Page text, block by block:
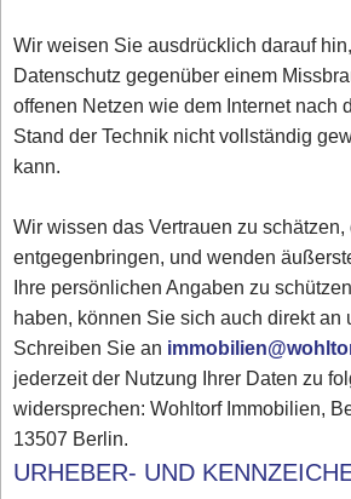
Wir weisen Sie ausdrücklich darauf
Datenschutz gegenüber einem
offenen Netzen wie dem Internet nach
Stand der Technik nicht vollständig
kann.
Wir wissen das Vertrauen zu
entgegenbringen, und wenden
Ihre persönlichen Angaben zu
haben, können Sie sich auch direkt an
Schreiben Sie an
jederzeit der Nutzung Ihrer Daten zu
widersprechen: Wohltorf Immobilien,
13507 Berlin.
URHEBER- UND